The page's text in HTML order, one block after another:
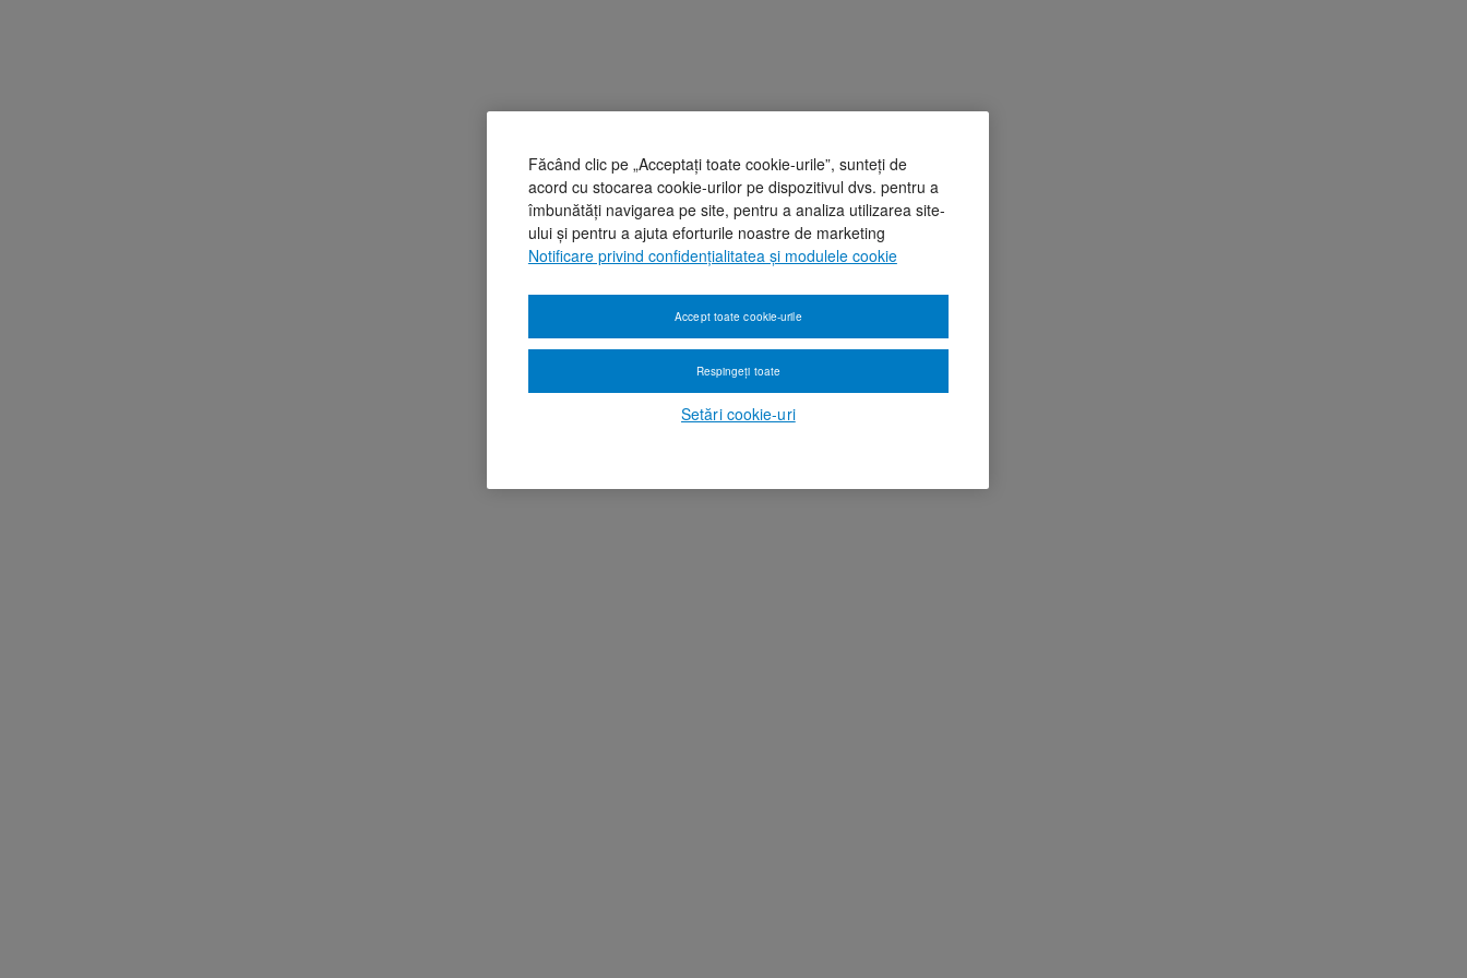
Făcând clic pe „Acceptați toate cookie-urile”, sunteți de
acord cu stocarea cookie-urilor pe dispozitivul dvs. pentru a
îmbunătăți navigarea pe site, pentru a analiza utilizarea site-
ului și pentru a ajuta eforturile noastre de marketing
Notificare privind confidențialitatea și modulele cookie
Setări cookie-uri
Respingeți toate
Accept toate cookie-urile